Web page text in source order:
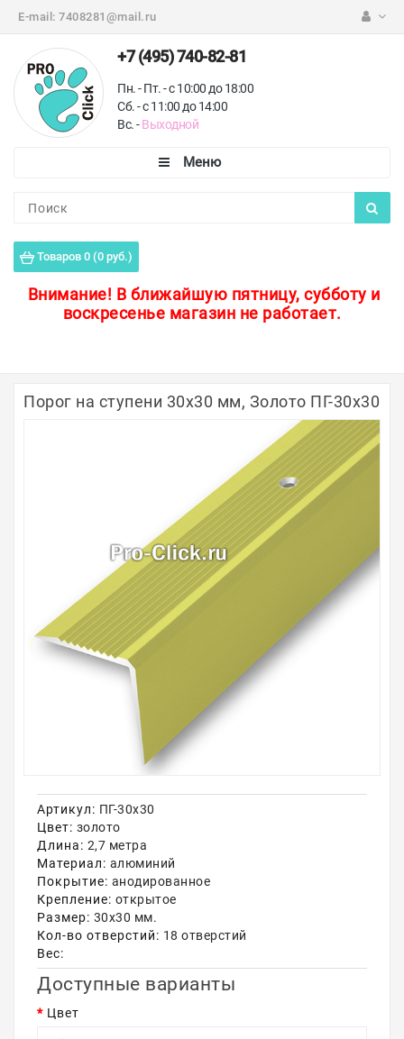
E-mail: 7408281@mail.ru
+7 (495) 740-82-81
Пн. - Пт. - с 10:00 до 18:00
Сб. - с 11:00 до 14:00
Вс. -Выходной
Товаров 0 (0 руб.)
Внимание! В ближайшую пятницу, субботу и
воскресенье магазин не работает.
Пороги для пола
Защитные уголки
Алюминиевые профили
Крепёж и крепления
Садовая мебель
Контакты
Акции
Порог на ступени 30х30 мм, Золото ПГ-30х30
Артикул: ПГ-30х30
Цвет: золото
Длина: 2,7 метра
Материал: алюминий
Покрытие: анодированное
Крепление: открытое
Размер: 30х30 мм.
Кол-во отверстий: 18 отверстий
Вес:
Доступные варианты
Цвет